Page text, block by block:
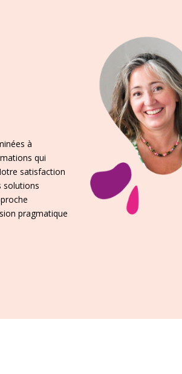
à
qui
satisfaction
solutions
pragmatique